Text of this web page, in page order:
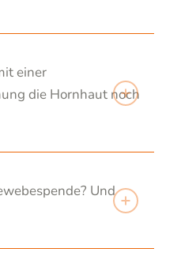
einer
die Hornhaut noch
Und